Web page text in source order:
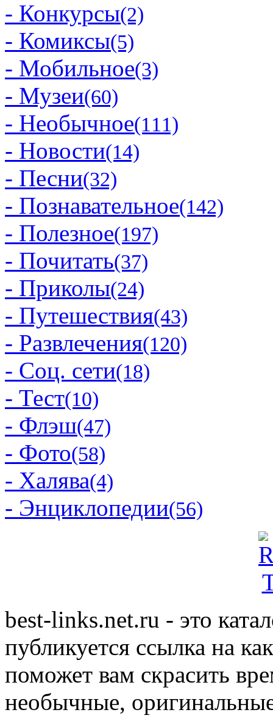
- Конкурсы(2)
- Комиксы(5)
- Мобильное(3)
- Музеи(60)
- Необычное(111)
- Новости(14)
- Песни(32)
- Познавательное(142)
- Полезное(197)
- Почитать(37)
- Приколы(24)
- Путешествия(43)
- Развлечения(120)
- Соц. сети(18)
- Тест(10)
- Флэш(47)
- Фото(58)
- Халява(4)
- Энциклопедии(56)
best-links.net.ru - это
публикуется ссылка на
поможет вам скрасить
необычные,